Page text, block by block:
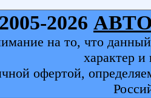
2026
на то, что
характер
офертой,